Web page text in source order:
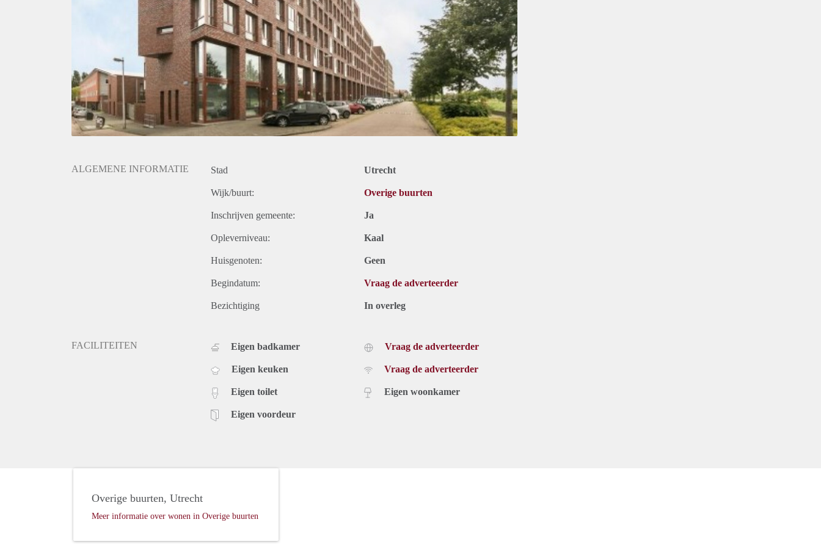
ALGEMENE INFORMATIE Stad Utrecht
Wijk/buurt: Overige buurten
Inschrijven gemeente: Ja
Opleverniveau: Kaal
Huisgenoten: Geen
Begindatum: Vraag de adverteerder
Bezichtiging In overleg
FACILITEITEN Eigen badkamer
Eigen keuken
Eigen toilet
Eigen voordeur
Vraag de adverteerder
Vraag de adverteerder
Eigen woonkamer
Overige buurten, Utrecht
Meer informatie over wonen in Overige buurten